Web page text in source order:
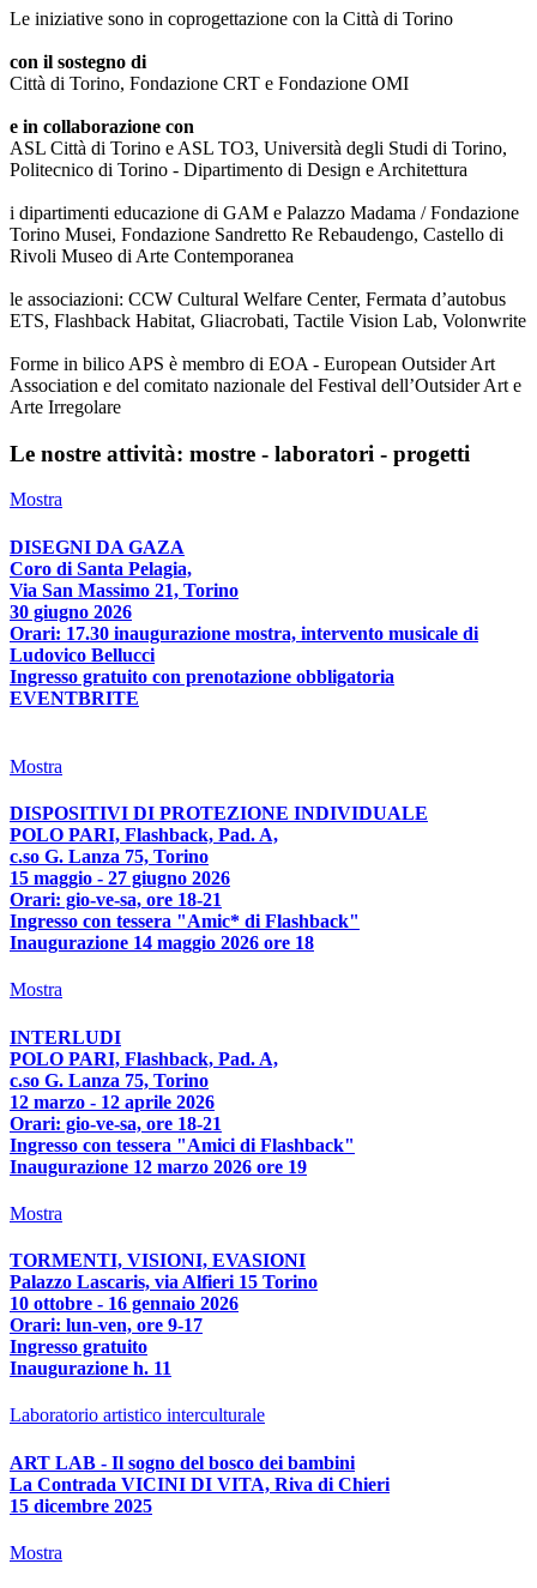
Le iniziative sono in coprogettazione con la Città di Torino
con il sostegno di
Città di Torino, Fondazione CRT e Fondazione OMI
e in collaborazione con
ASL Città di Torino e ASL TO3, Università degli Studi di Torino,
Politecnico di Torino - Dipartimento di Design e Architettura
i dipartimenti educazione di GAM e Palazzo Madama / Fondazione
Torino Musei, Fondazione Sandretto Re Rebaudengo, Castello di
Rivoli Museo di Arte Contemporanea
le associazioni: CCW Cultural Welfare Center, Fermata d’autobus
ETS, Flashback Habitat, Gliacrobati, Tactile Vision Lab, Volonwrite
Forme in bilico APS è membro di EOA - European Outsider Art
Association e del comitato nazionale del Festival dell’Outsider Art e
Arte Irregolare
Le nostre attività: mostre - laboratori - progetti
Mostra
DISEGNI DA GAZA
Coro di Santa Pelagia,
Via San Massimo 21, Torino
30 giugno 2026
Orari: 17.30 inaugurazione mostra, intervento musicale di
Ludovico Bellucci
Ingresso gratuito con prenotazione obbligatoria
EVENTBRITE
Mostra
DISPOSITIVI DI PROTEZIONE INDIVIDUALE
POLO PARI, Flashback, Pad. A,
c.so G. Lanza 75, Torino
15 maggio - 27 giugno 2026
Orari: gio-ve-sa, ore 18-21
Ingresso con tessera "Amic* di Flashback"
Inaugurazione 14 maggio 2026 ore 18
Mostra
INTERLUDI
POLO PARI, Flashback, Pad. A,
c.so G. Lanza 75, Torino
12 marzo - 12 aprile 2026
Orari: gio-ve-sa, ore 18-21
Ingresso con tessera "Amici di Flashback"
Inaugurazione 12 marzo 2026 ore 19
Mostra
TORMENTI, VISIONI, EVASIONI
Palazzo Lascaris, via Alfieri 15 Torino
10 ottobre - 16 gennaio 2026
Orari: lun-ven, ore 9-17
Ingresso gratuito
Inaugurazione h. 11
Laboratorio artistico interculturale
ART LAB - Il sogno del bosco dei bambini
La Contrada VICINI DI VITA, Riva di Chieri
15 dicembre 2025
Mostra